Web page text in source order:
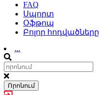
FAQ
Սպորտ
Օֆթոպ
Բոլոր հոդվածները
...
Որոնում